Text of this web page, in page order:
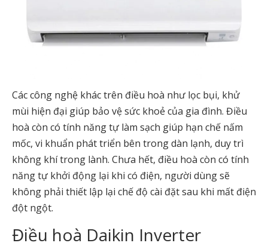
Các công nghệ khác trên điều hoà như lọc bụi, khử
mùi hiện đại giúp bảo vệ sức khoẻ của gia đình. Điều
hoà còn có tính năng tự làm sạch giúp hạn chế nấm
mốc, vi khuẩn phát triển bên trong dàn lạnh, duy trì
không khí trong lành. Chưa hết, điều hoà còn có tính
năng tự khởi động lại khi có điện, người dùng sẽ
không phải thiết lập lại chế độ cài đặt sau khi mất điện
đột ngột.
Điều hoà Daikin Inverter